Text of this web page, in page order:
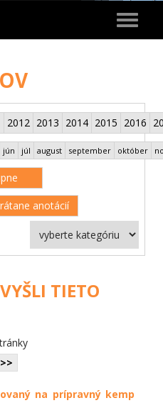
Toggle
2012 2013 2014 2015 2016
jún júl august september október
anotácií
TIETO
>>
na prípravný kemp